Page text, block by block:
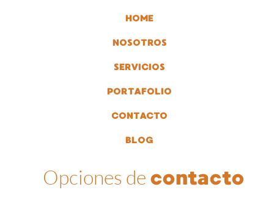
HOME
NOSOTROS
SERVICIOS
PORTAFOLIO
CONTACTO
BLOG
Opciones de contacto